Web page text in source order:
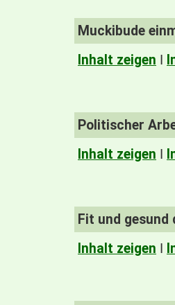
Muckibude
Inhalt zeigen I
Politischer
Inhalt zeigen I
Fit und
Inhalt zeigen I